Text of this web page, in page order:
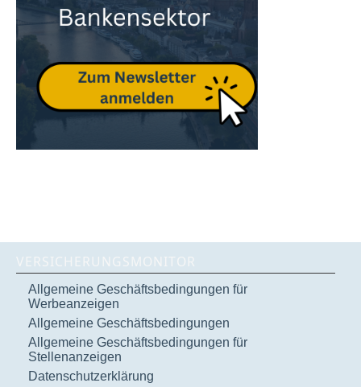
VERSICHERUNGSMONITOR
Allgemeine Geschäftsbedingungen für
Werbeanzeigen
Allgemeine Geschäftsbedingungen
Allgemeine Geschäftsbedingungen für
Stellenanzeigen
Datenschutzerklärung